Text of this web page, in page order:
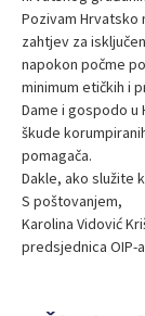
Pozivam Hrvatsko
zahtjev za
napokon počme
minimum etičkih i
Dame i gospodo u
škude
pomagača.
Dakle, ako služite
S poštovanjem,
Karolina Vidović
predsjednica OIP-a